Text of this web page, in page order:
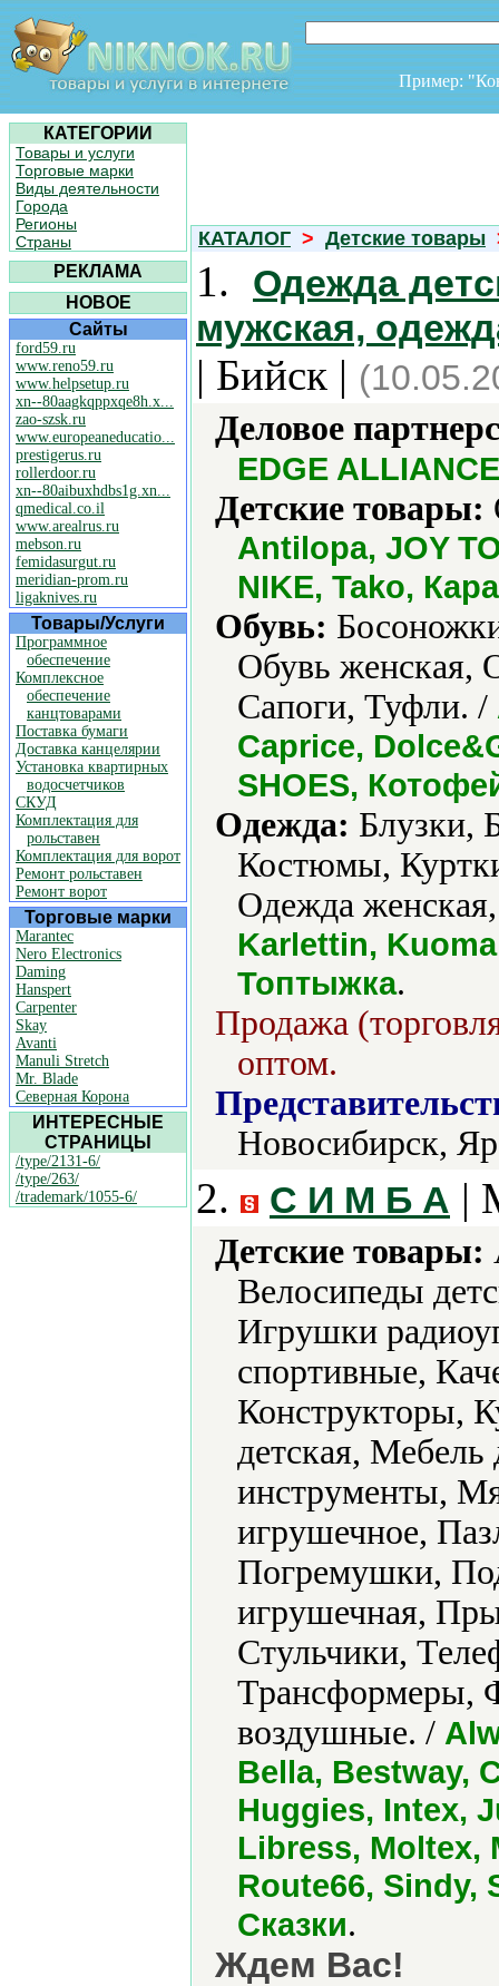
Пример:
КАТЕГОРИИ
Товары и услуги
Торговые марки
Виды деятельности
Города
Регионы
Страны
РЕКЛАМА
НОВОЕ
Сайты
ford59.ru
www.reno59.ru
www.helpsetup.ru
xn--80aagkqppxqe8h.x...
zao-szsk.ru
www.europeaneducatio...
prestigerus.ru
rollerdoor.ru
xn--80aibuxhdbs1g.xn...
qmedical.co.il
www.arealrus.ru
mebson.ru
femidasurgut.ru
meridian-prom.ru
ligaknives.ru
Товары/Услуги
Программное
обеспечение
Комплексное
обеспечение
канцтоварами
Поставка бумаги
Доставка канцелярии
Установка квартирных
водосчетчиков
СКУД
Комплектация для
рольставен
Комплектация для ворот
Ремонт рольставен
Ремонт ворот
Торговые марки
Marantec
Nero Electronics
Daming
Hanspert
Carpenter
Skay
Avanti
Manuli Stretch
Mr. Blade
Северная Корона
ИНТЕРЕСНЫЕ
СТРАНИЦЫ
/type/2131-6/
/type/263/
/trademark/1055-6/
КАТАЛОГ > Детские товары
1.
Одежда
мужская,
| Бийск |
Деловое
EDGE ALLIANCE
Детские товары:
Antilopa, JOY
NIKE, Tako,
Обувь:
Обувь женская,
Сапоги, Туфли. /
Caprice,
SHOES,
Одежда: Блузки,
Костюмы,
Одежда
Karlettin,
Топтыжка.
Продажа
оптом.
Новосибирск,
2. С И М Б А |
Детские товары:
Велосипеды
Игрушки
спортивные,
Конструкторы,
детская,
инструменты,
игрушечное,
Погремушки,
игрушечная,
Стульчики,
Трансформеры,
воздушные. /
Bella, Bestway,
Huggies, Intex,
Libress, Moltex,
Route66,
Сказки.
Ждем Вас!